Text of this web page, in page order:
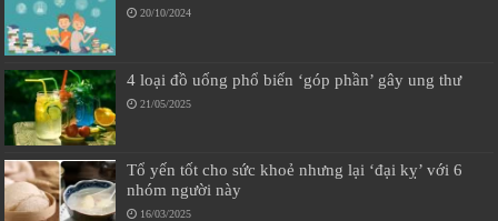
20/10/2024
4 loại đồ uống phổ biến ‘góp phần’ gây ung thư
21/05/2025
Tổ yến tốt cho sức khoẻ nhưng lại ‘đại kỵ’ với 6
nhóm người này
16/03/2025